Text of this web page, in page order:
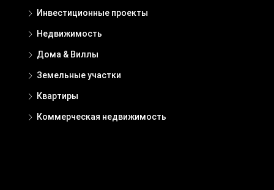
Инвестиционные проекты
Недвижимость
Дома & Виллы
Земельные участки
Квартиры
Коммерческая недвижимость